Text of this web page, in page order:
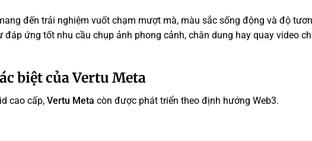
đến trải nghiệm vuốt chạm mượt mà, màu sắc sống động và độ
ứng tốt nhu cầu chụp ảnh phong cảnh, chân dung hay quay video
biệt của Vertu Meta
cao cấp, Vertu Meta còn được phát triển theo định hướng Web3.